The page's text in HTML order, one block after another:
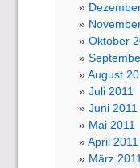
Oktober
August
Juli 2011
Juni 2011
Mai 2011
April 2011
März